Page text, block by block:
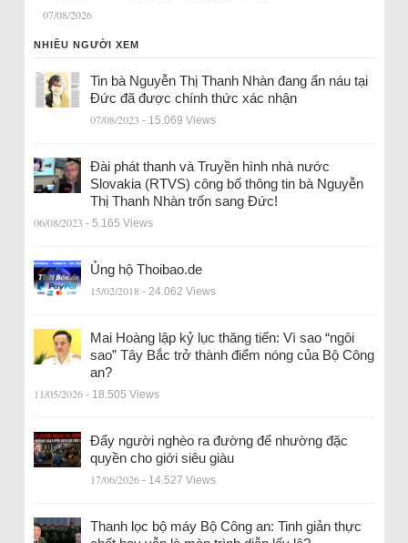
07/08/2026
NHIỀU NGƯỜI XEM
Tin bà Nguyễn Thị Thanh Nhàn đang ẩn náu tại
Đức đã được chính thức xác nhận
07/08/2023 - 15.069 Views
Đài phát thanh và Truyền hình nhà nước
Slovakia (RTVS) công bố thông tin bà Nguyễn
Thị Thanh Nhàn trốn sang Đức!
06/08/2023 - 5.165 Views
Ủng hộ Thoibao.de
15/02/2018 - 24.062 Views
Mai Hoàng lập kỷ lục thăng tiến: Vì sao “ngôi
sao” Tây Bắc trở thành điểm nóng của Bộ Công
an?
11/05/2026 - 18.505 Views
Đẩy người nghèo ra đường để nhường đặc
quyền cho giới siêu giàu
17/06/2026 - 14.527 Views
Thanh lọc bộ máy Bộ Công an: Tinh giản thực